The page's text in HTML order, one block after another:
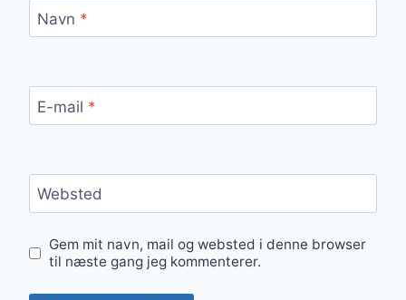
Navn *
E-mail *
Websted
Gem mit navn, mail og websted i denne browser
til næste gang jeg kommenterer.